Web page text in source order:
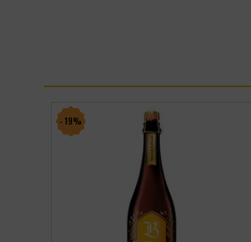
- 19%